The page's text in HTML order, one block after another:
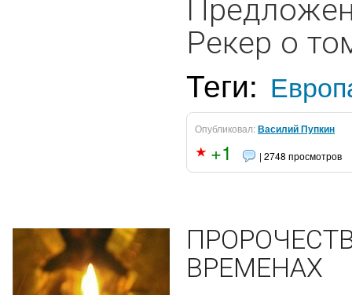
Рекер о
Теги:
Опубликовал:Василий Пупкин
+1 | 2748 просмотров
ВРЕМЕНАХ